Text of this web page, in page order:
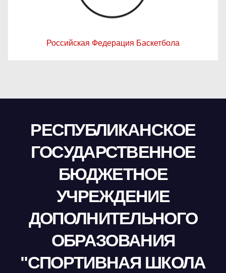
Российская Федерация Баскетбола
РЕСПУБЛИКАНСКОЕ
ГОСУДАРСТВЕННОЕ
БЮДЖЕТНОЕ
УЧРЕЖДЕНИЕ
ДОПОЛНИТЕЛЬНОГО
ОБРАЗОВАНИЯ
"СПОРТИВНАЯ ШКОЛА